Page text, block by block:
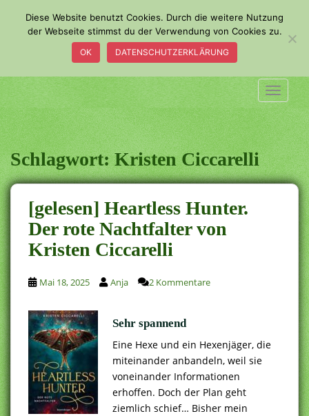
o
m
a
i
n
c
o
n
t
e
n
t
Schlagwort:Kristen Ciccarelli
[gelesen] Heartless Hunter.
Der rote Nachtfalter von
Kristen Ciccarelli
Mai 18, 2025 Anja 2 Kommentare
Sehr spannend
Eine Hexe und ein Hexenjäger, die
miteinander anbandeln, weil sie
voneinander Informationen
erhoffen. Doch der Plan geht
ziemlich schief… Bisher mein
Diese Website benutzt Cookies. Durch die weitere Nutzung
der Webseite stimmst du der Verwendung von Cookies zu.
OK DATENSCHUTZERKLÄRUNG